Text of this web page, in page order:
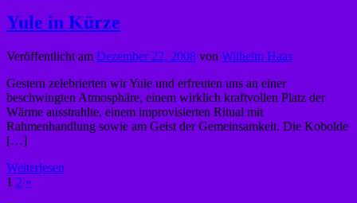
Yule in Kürze
Veröffentlicht am Dezember 22, 2008 von Wilhelm Haas
Gestern zelebrierten wir Yule und erfreuten uns an einer
beschwingten Atmosphäre, einem wirklich kraftvollen Platz der
Wärme ausstrahlte, einem improvisierten Ritual mit
Rahmenhandlung sowie am Geist der Gemeinsamkeit. Die Kobolde
[…]
Weiterlesen
1 2 »